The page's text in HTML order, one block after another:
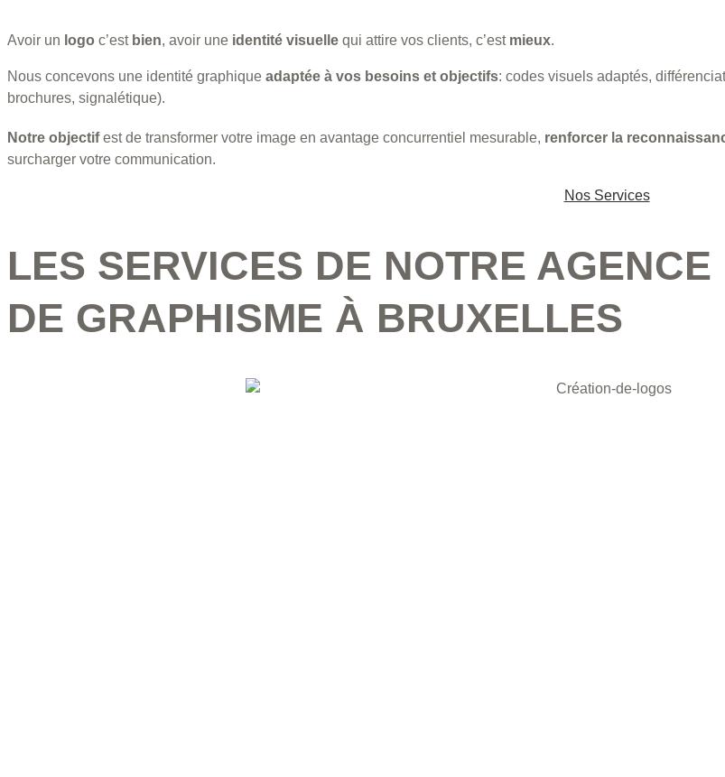
Avoir un logo c’est bien, avoir une identité visuelle qui attire vos clients, c’est mieux.
Nous concevons une identité graphique adaptée à vos besoins et objectifs: codes visuels adaptés,
brochures, signalétique).
Notre objectifest de transformer votre image en avantage concurrentiel mesurable, renforcer la
surcharger votre communication.
Nos Services
LES SERVICES DE NOTRE AGENCE
DE GRAPHISME À BRUXELLES